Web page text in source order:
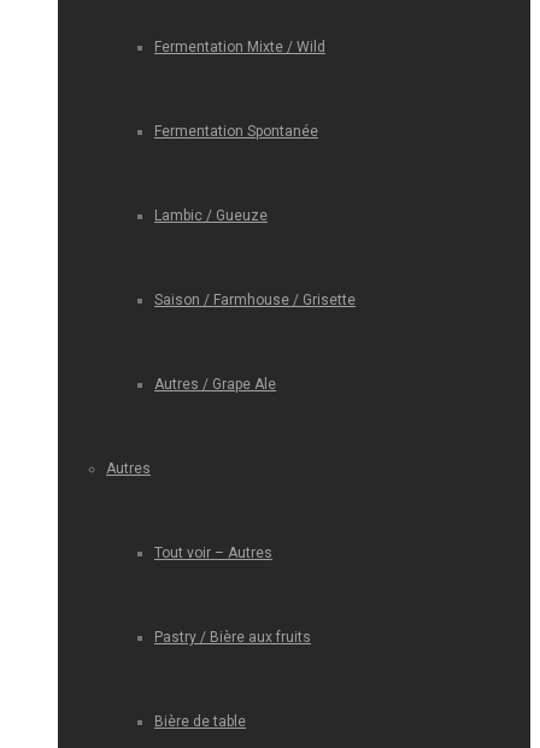
Fermentation Mixte / Wild
Fermentation Spontanée
Lambic / Gueuze
Saison / Farmhouse / Grisette
Autres / Grape Ale
Autres
Tout voir – Autres
Pastry / Bière aux fruits
Bière de table